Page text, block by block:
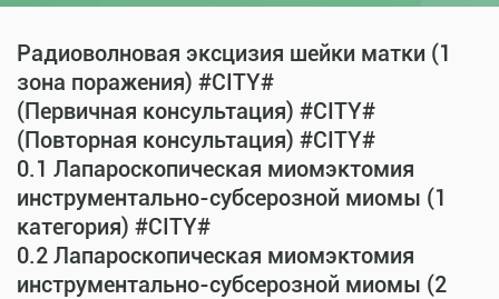
Радиоволновая эксцизия шейки матки (1
зона поражения) #CITY#
(Первичная консультация) #CITY#
(Повторная консультация) #CITY#
0.1 Лапароскопическая миомэктомия
инструментально-субсерозной миомы (1
категория) #CITY#
0.2 Лапароскопическая миомэктомия
инструментально-субсерозной миомы (2